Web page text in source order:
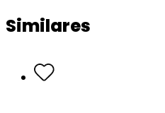
Similares